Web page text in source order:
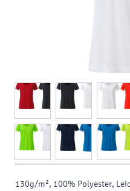
130g/m², 100% Polyester,